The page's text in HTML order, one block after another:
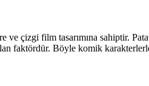
çizgi film tasarımına sahiptir.
faktördür. Böyle komik